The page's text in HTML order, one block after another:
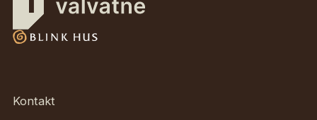
Kontakt